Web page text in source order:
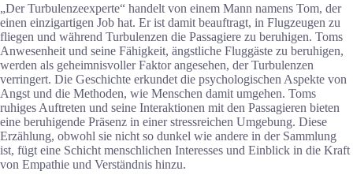
„Der Turbulenzeexperte“ handelt von einem Mann namens Tom, der
einen einzigartigen Job hat. Er ist damit beauftragt, in Flugzeugen zu
fliegen und während Turbulenzen die Passagiere zu beruhigen. Toms
Anwesenheit und seine Fähigkeit, ängstliche Fluggäste zu beruhigen,
werden als geheimnisvoller Faktor angesehen, der Turbulenzen
verringert. Die Geschichte erkundet die psychologischen Aspekte von
Angst und die Methoden, wie Menschen damit umgehen. Toms
ruhiges Auftreten und seine Interaktionen mit den Passagieren bieten
eine beruhigende Präsenz in einer stressreichen Umgebung. Diese
Erzählung, obwohl sie nicht so dunkel wie andere in der Sammlung
ist, fügt eine Schicht menschlichen Interesses und Einblick in die Kraft
von Empathie und Verständnis hinzu.